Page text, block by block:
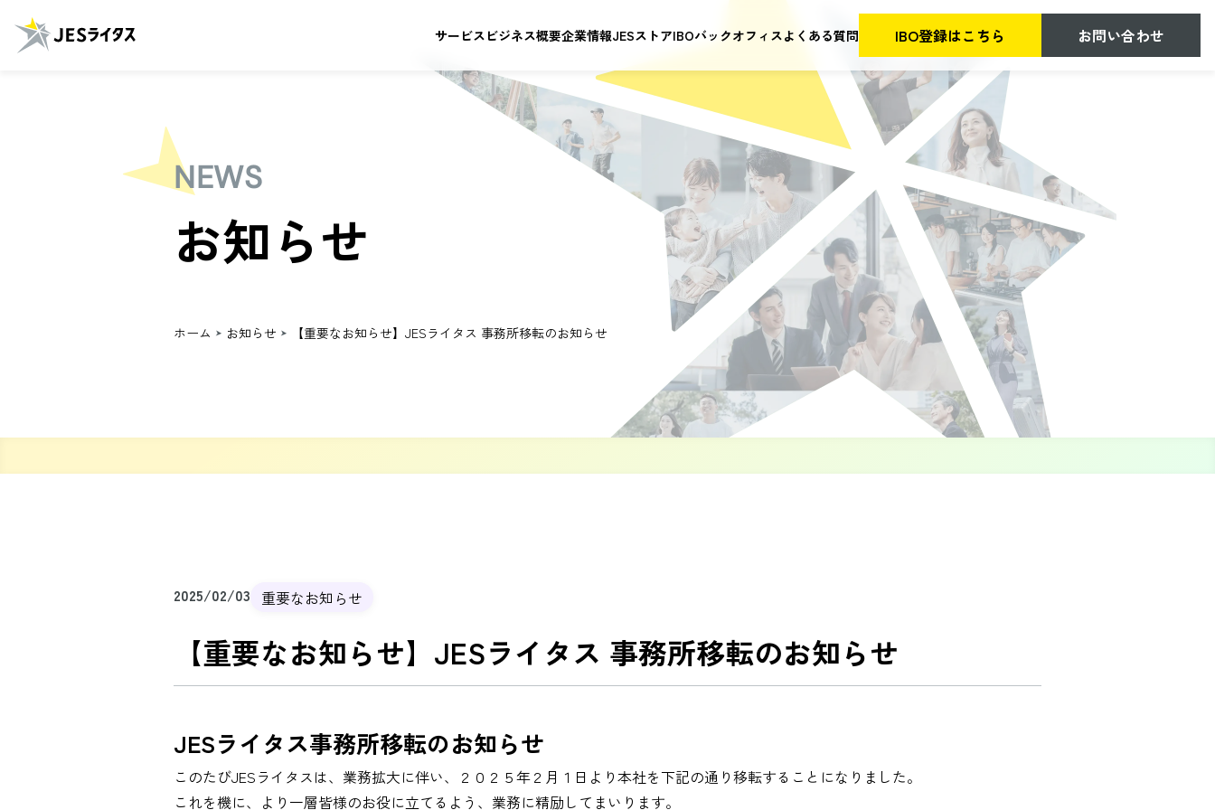
サービス ビジネス概要企業情報JESストアIBOバックオフィスよくある質問 IBO登録はこちら お問い合わせ
NEWS
お知らせ
ホーム お知らせ 【重要なお知らせ】JESライタス 事務所移転のお知らせ
2025/02/03 重要なお知らせ
【重要なお知らせ】JESライタス 事務所移転のお知らせ
JESライタス事務所移転のお知らせ
このたびJESライタスは、業務拡大に伴い、２０２５年２月１日より本社を下記の通り移転することになりました。
これを機に、より一層皆様のお役に立てるよう、業務に精励してまいります。